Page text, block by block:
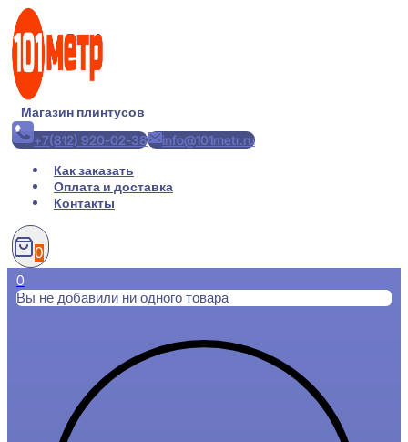
Перейти
содержимому
Магазин плинтусов
+7(812) 920-02-38
info@101metr.ru
Как заказать
Оплата и доставка
Контакты
0
0
Вы не добавили ни одного товара